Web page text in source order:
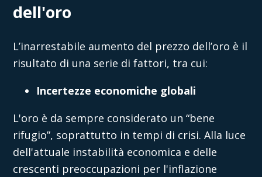
dell'oro
L’inarrestabile aumento del prezzo dell’oro è il
risultato di una serie di fattori, tra cui:
Incertezze economiche globali
L'oro è da sempre considerato un “bene
rifugio”, soprattutto in tempi di crisi. Alla luce
dell'attuale instabilità economica e delle
crescenti preoccupazioni per l'inflazione